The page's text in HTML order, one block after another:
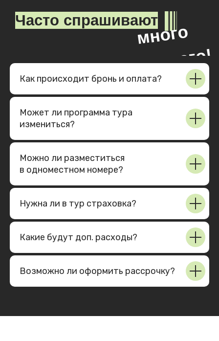
Как происходит бронь и оплата?
Может ли программа тура
измениться?
Можно ли разместиться
в одномеcтном номере?
Нужна ли в тур страховка?
Какие будут доп. расходы?
Возможно ли оформить рассрочку?
Это не просто сухие отзывы туристов — это
эмоциональные истории людей,
которые
один раз решились и ни разу не пожалели.
Реальные люди
Что говорят клиенты
Эмоции и чувства
Правдивые истории людей